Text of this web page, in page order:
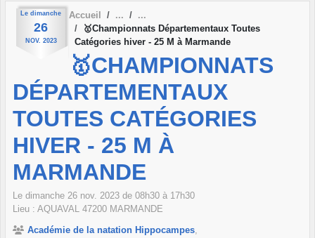
Le dimanche
26
NOV. 2023
Accueil
🥇Championnats Départementaux Toutes
Catégories hiver - 25 M à Marmande
🥇CHAMPIONNATS
DÉPARTEMENTAUX
TOUTES CATÉGORIES
HIVER - 25 M À
MARMANDE
Le dimanche 26 nov. 2023 de 08h30 à 17h30
Lieu : AQUAVAL 47200 MARMANDE
Académie de la natation Hippocampes